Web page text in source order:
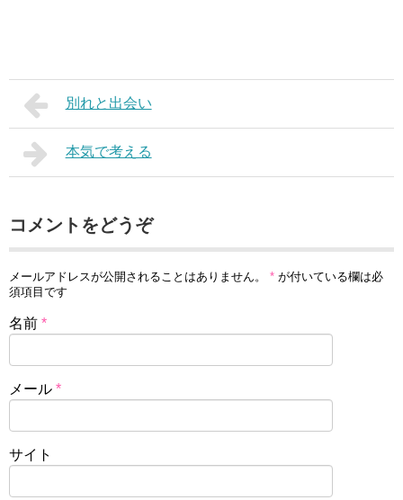
別れと出会い
本気で考える
コメントをどうぞ
メールアドレスが公開されることはありません。 * が付いている欄は必
須項目です
名前 *
メール *
サイト